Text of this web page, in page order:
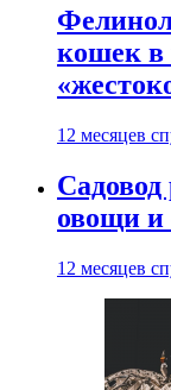
кошек в
12 месяцев
Садовод
овощи и
12 месяцев